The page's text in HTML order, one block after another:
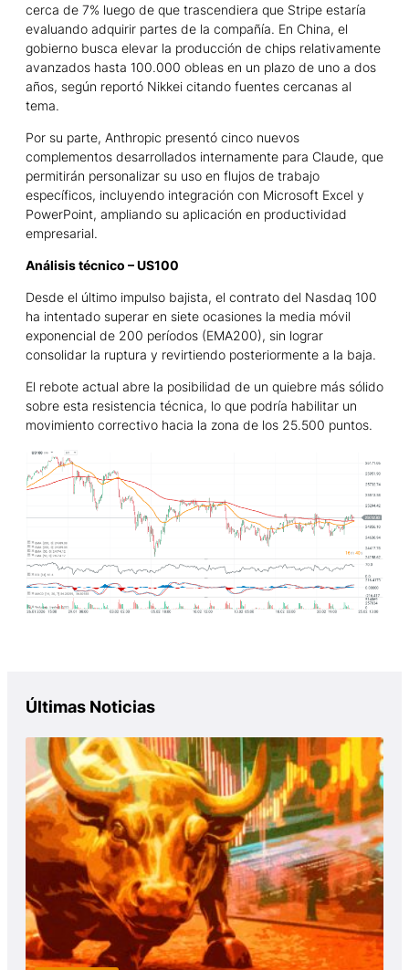
cerca de 7% luego de que trascendiera que Stripe estaría
evaluando adquirir partes de la compañía. En China, el
gobierno busca elevar la producción de chips relativamente
avanzados hasta 100.000 obleas en un plazo de uno a dos
años, según reportó Nikkei citando fuentes cercanas al
tema.
Por su parte, Anthropic presentó cinco nuevos
complementos desarrollados internamente para Claude, que
permitirán personalizar su uso en flujos de trabajo
específicos, incluyendo integración con Microsoft Excel y
PowerPoint, ampliando su aplicación en productividad
empresarial.
Análisis técnico – US100
Desde el último impulso bajista, el contrato del Nasdaq 100
ha intentado superar en siete ocasiones la media móvil
exponencial de 200 períodos (EMA200), sin lograr
consolidar la ruptura y revirtiendo posteriormente a la baja.
El rebote actual abre la posibilidad de un quiebre más sólido
sobre esta resistencia técnica, lo que podría habilitar un
movimiento correctivo hacia la zona de los 25.500 puntos.
Últimas Noticias